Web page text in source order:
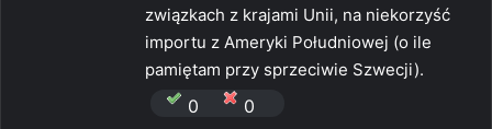
związkach z krajami Unii, na niekorzyść
importu z Ameryki Południowej (o ile
pamiętam przy sprzeciwie Szwecji).
0
0